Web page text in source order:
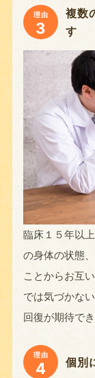
理由
3
複数
す
臨床１５年以
の身体の状態
ことからお互
では気づかな
回復が期待でき
理由
4 個別